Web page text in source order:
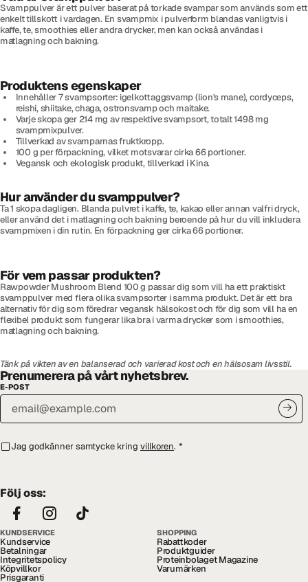
Svamppulver är ett pulver baserat på torkade svampar som används som ett
enkelt tillskott i vardagen. En svampmix i pulverform blandas vanligtvis i
kaffe, te, smoothies eller andra drycker, men kan också användas i
matlagning och bakning.
Produktens egenskaper
Innehåller 7 svampsorter: igelkottaggsvamp (lion's mane), cordyceps,
reishi, shiitake, chaga, ostronsvamp och maitake.
Varje skopa ger 214 mg av respektive svampsort, totalt 1498 mg
svampmixpulver.
Tillverkad av svamparnas fruktkropp.
100 g per förpackning, vilket motsvarar cirka 66 portioner.
Vegansk och ekologisk produkt, tillverkad i Kina.
Hur använder du svamppulver?
Ta 1 skopa dagligen. Blanda pulvret i kaffe, te, kakao eller annan valfri dryck,
eller använd det i matlagning och bakning beroende på hur du vill inkludera
svampmixen i din rutin. En förpackning ger cirka 66 portioner.
För vem passar produkten?
Rawpowder Mushroom Blend 100 g passar dig som vill ha ett praktiskt
svamppulver med flera olika svampsorter i samma produkt. Det är ett bra
alternativ för dig som föredrar vegansk hälsokost och för dig som vill ha en
flexibel produkt som fungerar lika bra i varma drycker som i smoothies,
matlagning och bakning.
Tänk på vikten av en balanserad och varierad kost och en hälsosam livsstil.
Prenumerera på vårt nyhetsbrev.
E-POST
Jag godkänner samtycke kring villkoren. *
Följ oss:
KUNDSERVICE
Kundservice
Betalningar
Integritetspolicy
Köpvillkor
Prisgaranti
SHOPPING
Rabattkoder
Produktguider
Proteinbolaget Magazine
Varumärken